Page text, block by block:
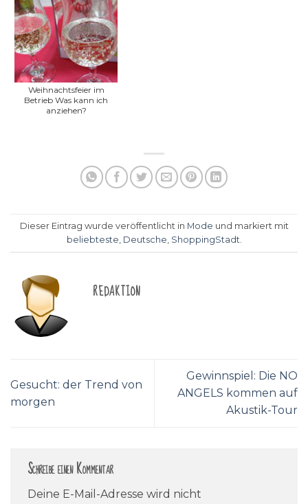
Weihnachtsfeier im
Betrieb Was kann ich
anziehen?
Dieser Eintrag wurde veröffentlicht in Mode und markiert mit
beliebteste Deutsche ShoppingStadt
REDAKTION
Gesucht: der Trend von
morgen
Gewinnspiel: Die NO
ANGELS kommen auf
Akustik-Tour
Schreibe einen Kommentar
Deine E-Mail-Adresse wird nicht